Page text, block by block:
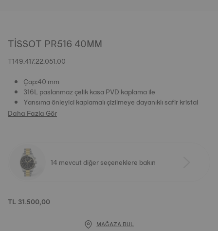
TISSOT PR516 40MM
T149.417.22.051.00
Çap:40 mm
316L paslanmaz çelik kasa PVD kaplama ile
Yansıma önleyici kaplamalı çizilmeye dayanıklı safir kristal
Daha Fazla Gör
14 mevcut diğer seçeneklere bakın
TL 31.500,00
MAĞAZA BUL